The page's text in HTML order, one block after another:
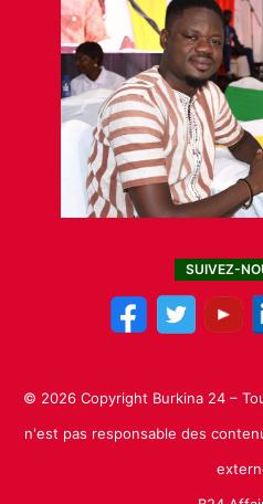
SUIVEZ-
© 2026 Copyright Burkina 24 –
n'est pas responsable des